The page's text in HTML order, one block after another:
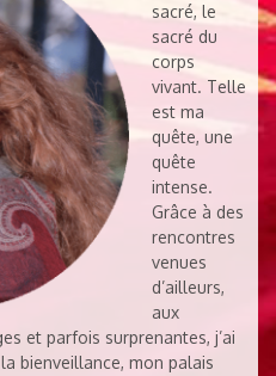
sacré, le
sacré du
corps
vivant. Telle
est ma
quête, une
quête
intense.
Grâce à des
rencontres
venues
d’ailleurs,
aux
et parfois surprenantes, j’ai
bienveillance, mon palais